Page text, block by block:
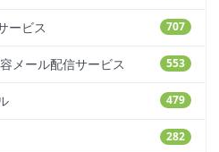
707
ービス
553
メール配信サービス
479
282